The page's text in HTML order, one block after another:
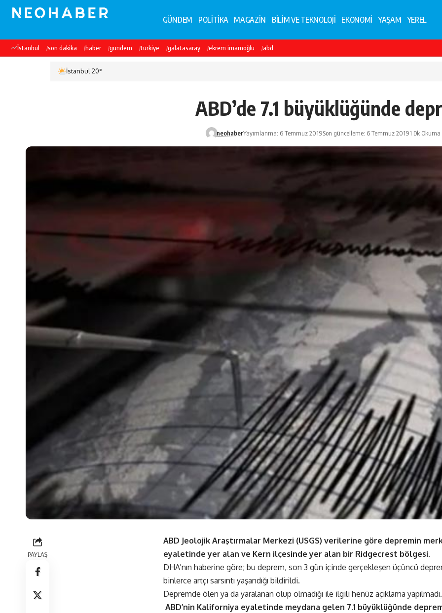
GÜNDEM POLİTİKA MAGAZİN BİLİM VE TEKNOLOJİ EKONOMİ YAŞAM YEREL
İstanbul son dakika haber gündem türkiye galatasaray ekrem imamoğlu abd
İstanbul 20°
ABD’de 7.1 büyüklüğünde
neohaberYayımlanma: 6 Temmuz 2019Son güncelleme: 6 Temmuz 20191 Dk Okuma
PAYLAŞ
ABD Jeolojik Araştırmalar Merkezi (USGS) verilerine göre depremin
eyaletinde yer alan ve Kern ilçesinde yer alan bir Ridgecrest bölgesi.
DHA’nın haberine göre; bu deprem, son 3 gün içinde gerçekleşen üçüncü
binlerce artçı sarsıntı yaşandığı bildirildi.
Depremde ölen ya da yaralanan olup olmadığı ile ilgili henüz açıklama yapılmadı.
ABD’nin Kaliforniya eyaletinde meydana gelen 7.1 büyüklüğünde